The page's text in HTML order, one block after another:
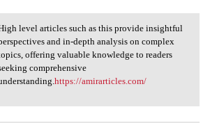
level articles such as
level articles such as this provide insightful
and in-depth analysis on complex
offering valuable knowledge to readers
comprehensive
https://amirarticles.com/